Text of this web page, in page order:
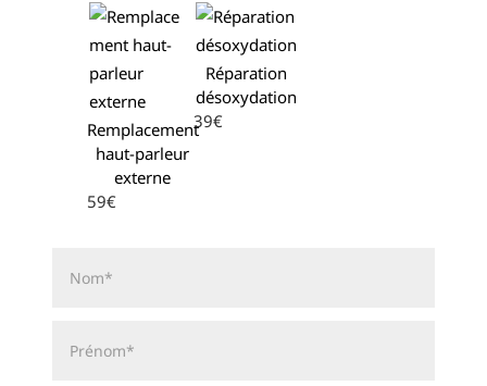
Remplacement
haut-parleur
externe
59€
Réparation
désoxydation
39€